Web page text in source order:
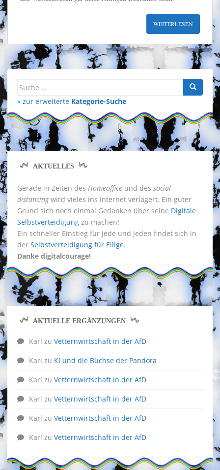
WEITERLESEN
Suche
» zur erweiterte Kategorie-Suche
AKTUELLES
Gerade in Zeiten des Homeoffice und des social
distancingwird vieles ins Internet verlagert. Ein guter
Grund sich noch einmal Gedanken über seine Digitale
Selbstverteidigung zu machen!
Ein schneller Einstieg für jede und jeden findet sich in
der Selbstverteidigung für Eilige.
Danke digitalcourage!
AKTUELLE ERGÄNZUNGEN
Karl zu Vetternwirtschaft in der AfD
Karl zu KI und die Büchse der Pandora
Karl zu Vetternwirtschaft in der AfD
Karl zu Vetternwirtschaft in der AfD
Karl zu Vetternwirtschaft in der AfD
Karl zu Vetternwirtschaft in der AfD